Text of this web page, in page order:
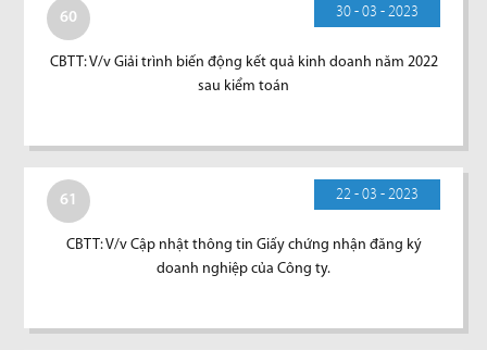
60 30 - 03 - 2023
CBTT: V/v Giải trình biến động kết quả kinh doanh năm 2022
sau kiểm toán
61 22 - 03 - 2023
CBTT: V/v Cập nhật thông tin Giấy chứng nhận đăng ký
doanh nghiệp của Công ty.